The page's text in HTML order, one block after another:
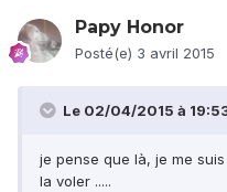
Papy Honor
Posté(e) 3 avril 2015
Le 02/04/2015 à
je pense que là, je me
la voler .....